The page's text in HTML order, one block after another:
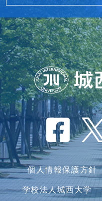
個人情報保護方針
学校法人城西大学